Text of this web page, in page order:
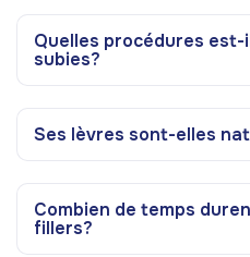
Quelles procédures est-
subies?
Ses lèvres sont-elles
Combien de temps
fillers?